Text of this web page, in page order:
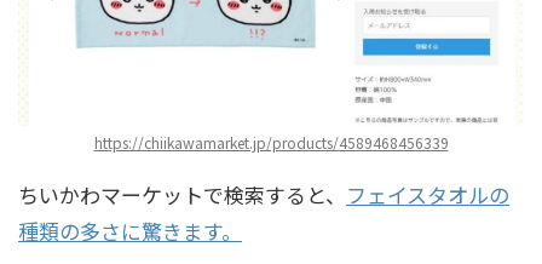
https://chiikawamarket.jp/products/4589468456339
ちいかわマーケットで検索すると、 フェイスタオルの
種類の多さに驚きます。